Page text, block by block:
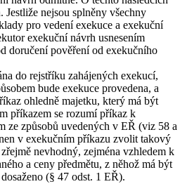
nejsou splněny všechny
pro vedení exekuce a exekuční
exekuční návrh usnesením
doručení pověření od exekučního
do rejstříku zahájených exekucí,
bude exekuce provedena, a
ohledně majetku, který má být
příkazem se rozumí příkaz k
ze způsobů uvedených v EŘ (viz 58 a
v exekučním příkazu zvolit takový
nevhodný, zejména vzhledem k
a ceny předmětu, z něhož má být
(§ 47 odst. 1 EŘ).